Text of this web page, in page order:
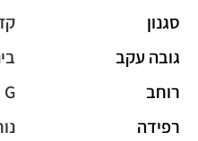
סגנון
גובה עקב
רוחב
G – רגיל
רפידה